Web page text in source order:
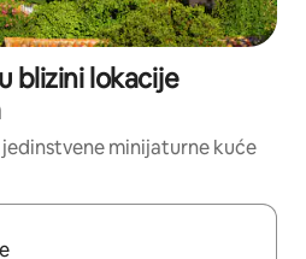
blizini lokacije
minijaturne kuće
moći ćete ih pregledati